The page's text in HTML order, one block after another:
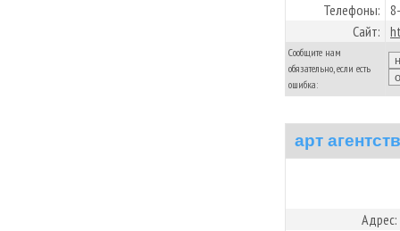
Телефоны:
Сайт:
Сообщите нам
обязательно, если есть
ошибка:
арт
Адрес: